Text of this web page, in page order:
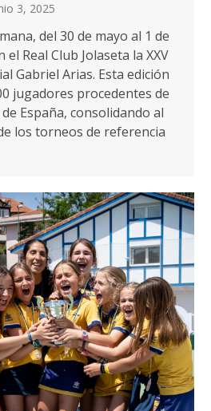
3, 2025
del 30 de mayo al 1 de
Real Club Jolaseta la XXV
Gabriel Arias. Esta edición
jugadores procedentes de
España, consolidando al
los torneos de referencia